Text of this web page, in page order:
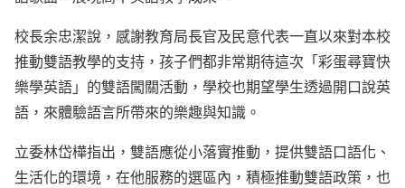
校長余忠潔說，感謝教育局長官及民意代表一直以來對本校
推動雙語教學的支持，孩子們都非常期待這次「彩蛋尋寶快
樂學英語」的雙語闖關活動，學校也期望學生透過開口說英
語，來體驗語言所帶來的樂趣與知識。
立委林岱樺指出，雙語應從小落實推動，提供雙語口語化、
生活化的環境，在他服務的選區內，積極推動雙語政策，也